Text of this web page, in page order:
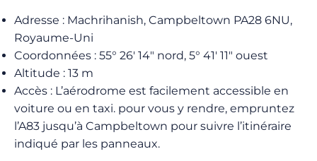
Adresse : Machrihanish, Campbeltown PA28 6NU,
Royaume-Uni
Coordonnées : 55° 26′ 14″ nord, 5° 41′ 11″ ouest
Altitude : 13 m
Accès : L’aérodrome est facilement accessible en
voiture ou en taxi. pour vous y rendre, empruntez
l’A83 jusqu’à Campbeltown pour suivre l’itinéraire
indiqué par les panneaux.